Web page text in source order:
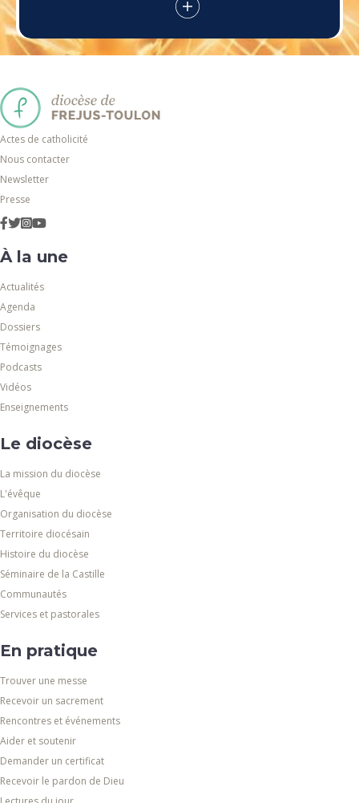
Actes de catholicité
Nous contacter
Newsletter
Presse
À la une
Actualités
Agenda
Dossiers
Témoignages
Podcasts
Vidéos
Enseignements
Le diocèse
La mission du diocèse
L'évêque
Organisation du diocèse
Territoire diocésain
Histoire du diocèse
Séminaire de la Castille
Communautés
Services et pastorales
En pratique
Trouver une messe
Recevoir un sacrement
Rencontres et événements
Aider et soutenir
Demander un certificat
Recevoir le pardon de Dieu